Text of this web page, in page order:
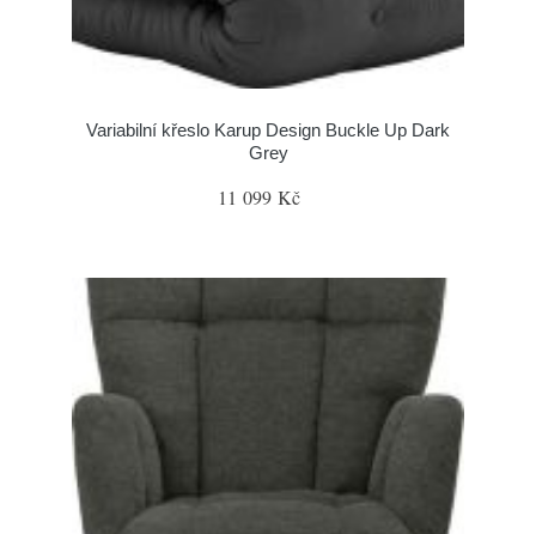
Variabilní křeslo Karup Design Buckle Up Dark
Grey
11 099 Kč